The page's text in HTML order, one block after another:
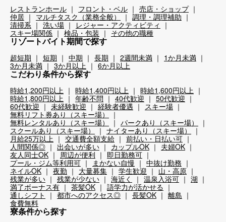
レストランホール フロント・ベル
売店・ショップ
仲居
マルチタスク（業務全般）
調理・調理補助
清掃系
洗い場
レジャー・アクティビティ
スキー場関係
検品・包装 その他の職種
リゾートバイト期間で探す
超短期 短期 中期 長期 2週間未満
1か月未満
3か月未満
3か月以上 6か月以上
こだわり条件から探す
時給1,200円以上 時給1,400円以上
時給1,600円以上
時給1,800円以上
年齢不問 40代歓迎
50代歓迎
60代歓迎
未経験歓迎 経験者優遇
スキー場
無料リフト券あり（スキー場）
無料レンタルあり（スキー場）
パークあり（スキー場）
スクールあり（スキー場）
ナイターあり（スキー場）
月給25万以上
交通費全額支給
前払い・日払い可
人間関係◎
出会いが多い カップルOK
夫婦OK
友人同士OK
周辺が便利
即日勤務可
プール・ジム等利用可
まかない自慢
中抜け勤務
ネイルOK
夜勤 大量募集 学生歓迎
山・高原
残業が多い
残業が少ない 海近く 温泉入浴可
湖
満了ボーナス有
茶髪OK
語学力が活かせる
通しシフト
都市へのアクセス◎ 長髪OK
離島
食費無料
寮条件から探す